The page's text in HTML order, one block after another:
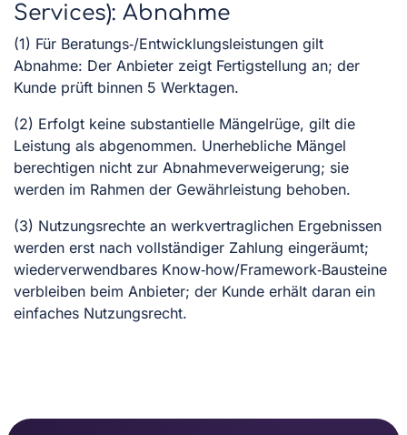
Services): Abnahme
(1) Für Beratungs‑/Entwicklungsleistungen gilt
Abnahme: Der Anbieter zeigt Fertigstellung an; der
Kunde prüft binnen 5 Werktagen.
(2) Erfolgt keine substantielle Mängelrüge, gilt die
Leistung als abgenommen. Unerhebliche Mängel
berechtigen nicht zur Abnahmeverweigerung; sie
werden im Rahmen der Gewährleistung behoben.
(3) Nutzungsrechte an werkvertraglichen Ergebnissen
werden erst nach vollständiger Zahlung eingeräumt;
wiederverwendbares Know‑how/Framework‑Bausteine
verbleiben beim Anbieter; der Kunde erhält daran ein
einfaches Nutzungsrecht.